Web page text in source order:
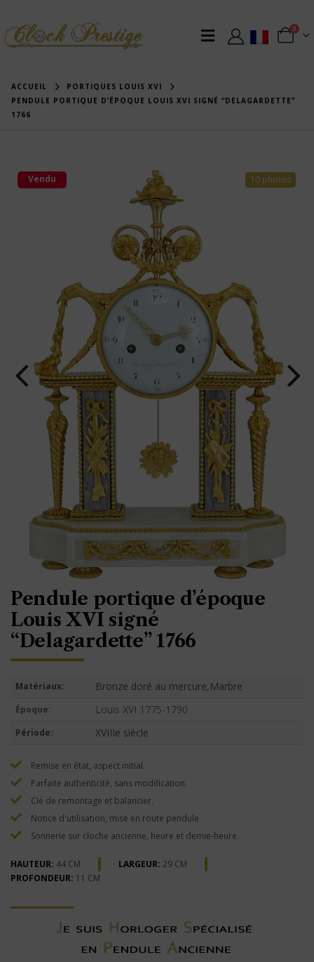
0
ACCUEIL
PORTIQUES LOUIS XVI
PENDULE PORTIQUE D’ÉPOQUE LOUIS XVI SIGNÉ “DELAGARDETTE”
1766
10 photos
Vendu
Pendule portique d’époque
Louis XVI signé
“Delagardette” 1766
Matériaux: Bronze doré au mercure,Marbre
Époque: Louis XVI 1775-1790
Période: XVIIIe siècle
Remise en état, aspect initial.
Parfaite authenticité, sans modification.
Clé de remontage et balancier.
Notice d'utilisation, mise en route pendule.
Sonnerie sur cloche ancienne, heure et demie-heure.
HAUTEUR: 44 CM LARGEUR: 29 CM
PROFONDEUR: 11 CM